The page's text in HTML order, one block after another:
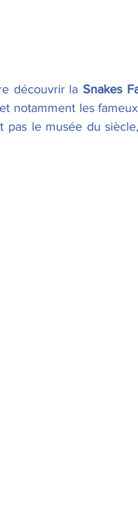
découvrir la Snakes
notamment les
pas le musée du